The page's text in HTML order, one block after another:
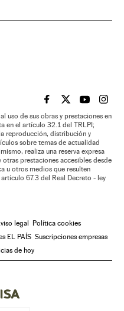
EL PAÍS BRASIL EN
EL PAÍSEL PAÍS
EL
uso de sus obras y prestaciones en
en el artículo 32.1 del TRLPI;
reproducción, distribución y
sobre temas de actualidad
realiza una reserva expresa
prestaciones accesibles desde
u otros medios que resulten
67.3 del Real Decreto - ley
legal Política cookies
EL PAÍS Suscripciones empresas
de hoy